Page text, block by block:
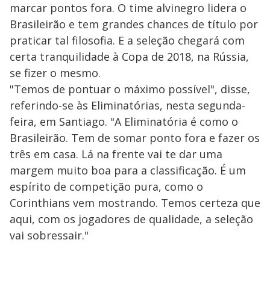
marcar pontos fora. O time alvinegro lidera o
Brasileirão e tem grandes chances de título por
praticar tal filosofia. E a seleção chegará com
certa tranquilidade à Copa de 2018, na Rússia,
se fizer o mesmo.
"Temos de pontuar o máximo possível", disse,
referindo-se às Eliminatórias, nesta segunda-
feira, em Santiago. "A Eliminatória é como o
Brasileirão. Tem de somar ponto fora e fazer os
três em casa. Lá na frente vai te dar uma
margem muito boa para a classificação. É um
espírito de competição pura, como o
Corinthians vem mostrando. Temos certeza que
aqui, com os jogadores de qualidade, a seleção
vai sobressair."